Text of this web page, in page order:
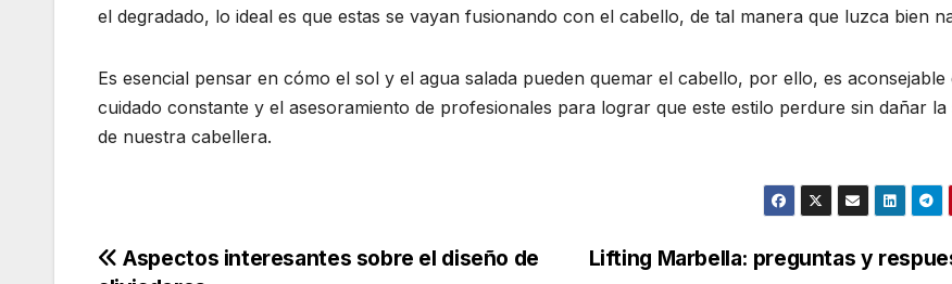
el degradado, lo ideal es que estas se vayan fusionando con el cabello, de tal manera que luzca bien
Es esencial pensar en cómo el sol y el agua salada pueden quemar el cabello, por ello, es aconsejable
cuidado constante y el asesoramiento de profesionales para lograr que este estilo perdure sin dañar la
de nuestra cabellera.
Navegación
Lifting Marbella: preguntas y
Aspectos interesantes sobre el diseño de